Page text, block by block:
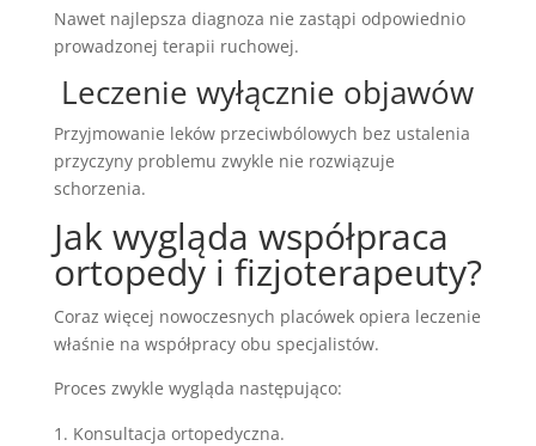
Nawet najlepsza diagnoza nie zastąpi odpowiednio
prowadzonej terapii ruchowej.
Leczenie wyłącznie objawów
Przyjmowanie leków przeciwbólowych bez ustalenia
przyczyny problemu zwykle nie rozwiązuje
schorzenia.
Jak wygląda współpraca
ortopedy i fizjoterapeuty?
Coraz więcej nowoczesnych placówek opiera leczenie
właśnie na współpracy obu specjalistów.
Proces zwykle wygląda następująco:
Konsultacja ortopedyczna.